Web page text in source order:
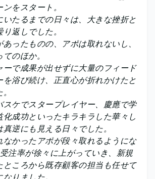
をスタート。
いたるまでの日々は、大きな挫折と
返しでした。
ったものの、アポは取れないし、
のほか。
ーで成果が出せずに大量のフィード
浴び続け、正直心が折れかけたと
スケでスタープレイヤー、慶應で学
化成功といったキラキラした華々し
逆にも見える日々でした。
なかったアポが段々取れるようにな
注率が徐々に上がっていき、新規
ところから既存顧客の担当も任せて
りました。